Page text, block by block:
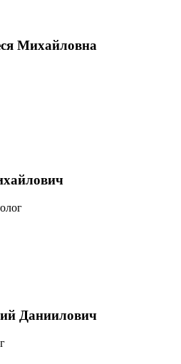
Михайловна
Даниилович